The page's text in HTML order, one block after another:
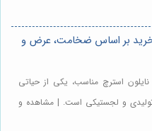
خرید بر اساس ضخامت، عرض و
استرچ مناسب، یکی از حیاتی
و لجستیکی است. | مشاهده و